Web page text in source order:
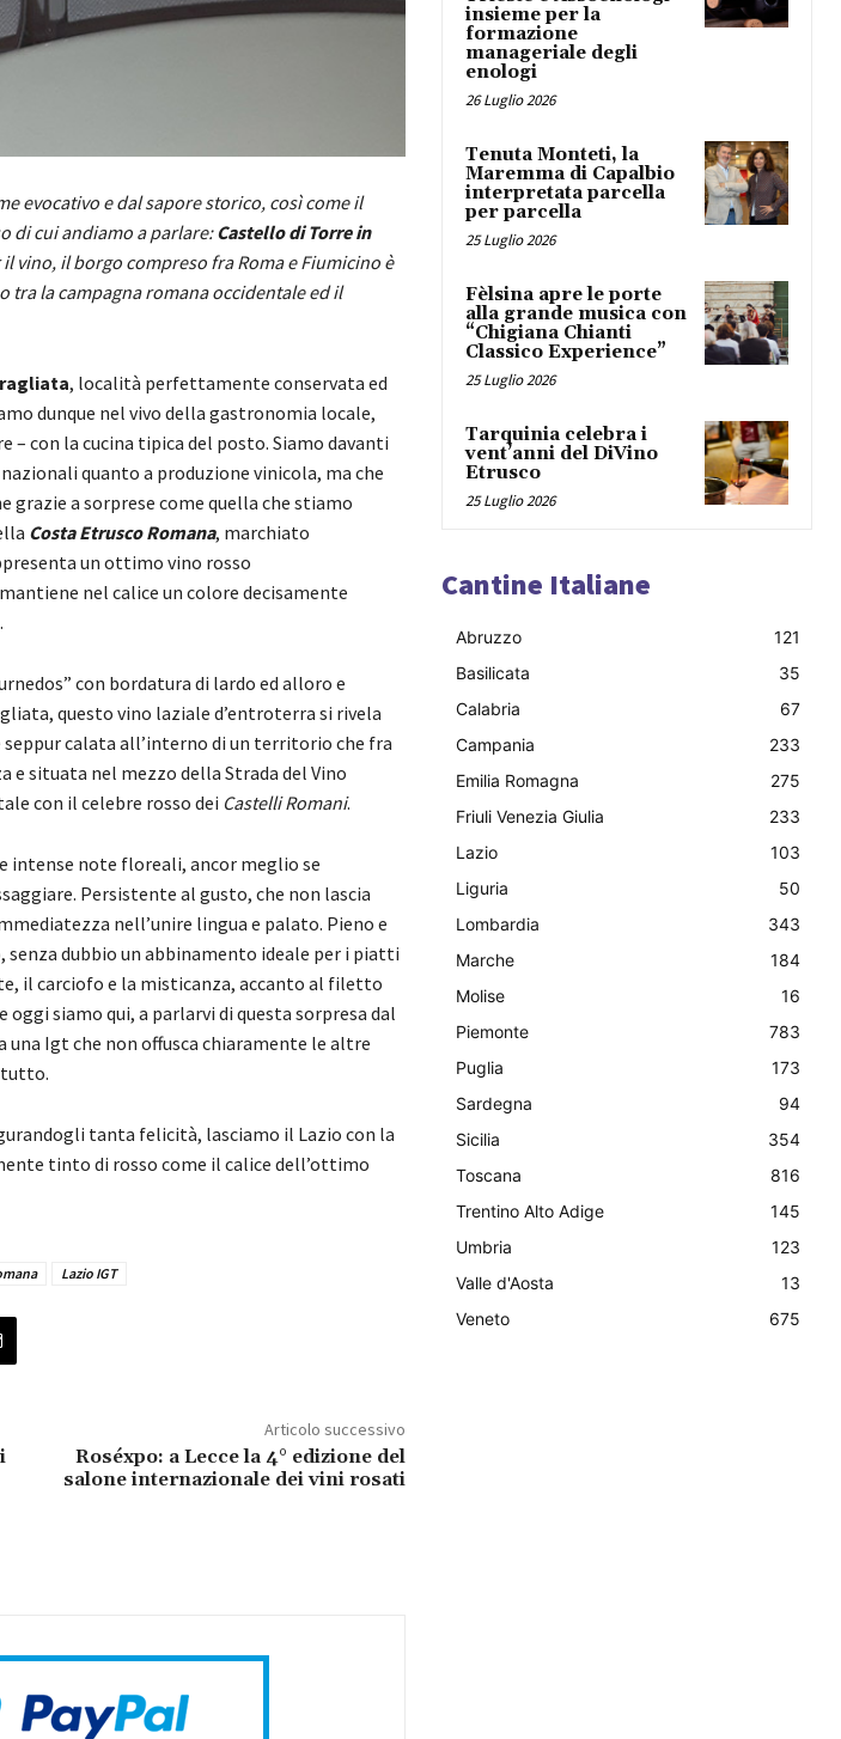
evocativo e dal sapore storico, così come il
di cui andiamo a parlare:Castello di Torre in
vino, il borgo compreso fra Roma e Fiumicino è
tra la campagna romana occidentale ed il
, località perfettamente conservata ed
dunque nel vivo della gastronomia locale,
– con la cucina tipica del posto. Siamo davanti
quanto a produzione vinicola, ma che
grazie a sorprese come quella che stiamo
Costa Etrusco Romana, marchiato
un ottimo vino rosso
nel calice un colore decisamente
con bordatura di lardo ed alloro e
questo vino laziale d’entroterra si rivela
calata all’interno di un territorio che fra
e situata nel mezzo della Strada del Vino
con il celebre rosso dei Castelli Romani.
intense note floreali, ancor meglio se
Persistente al gusto, che non lascia
nell’unire lingua e palato. Pieno e
dubbio un abbinamento ideale per i piatti
il carciofo e la misticanza, accanto al filetto
siamo qui, a parlarvi di questa sorpresa dal
Igt che non offusca chiaramente le altre
tanta felicità, lasciamo il Lazio con la
tinto di rosso come il calice dell’ottimo
Lazio IGT
Articolo successivo
Roséxpo: a Lecce la 4° edizione del
salone internazionale dei vini rosati
insieme per la
formazione
manageriale degli
enologi
26 Luglio 2026
Tenuta Monteti, la
Maremma di Capalbio
interpretata parcella
per parcella
25 Luglio 2026
Fèlsina apre le porte
alla grande musica con
“Chigiana Chianti
Classico Experience”
25 Luglio 2026
Tarquinia celebra i
vent’anni del DiVino
Etrusco
25 Luglio 2026
Cantine Italiane
Abruzzo
121
Basilicata
35
Calabria
67
Campania
233
Emilia Romagna
275
Friuli Venezia Giulia
233
Lazio
103
Liguria
50
Lombardia
343
Marche
184
Molise
16
Piemonte
783
Puglia
173
Sardegna
94
Sicilia
354
Toscana
816
Trentino Alto Adige
145
Umbria
123
Valle d'Aosta
13
Veneto
675